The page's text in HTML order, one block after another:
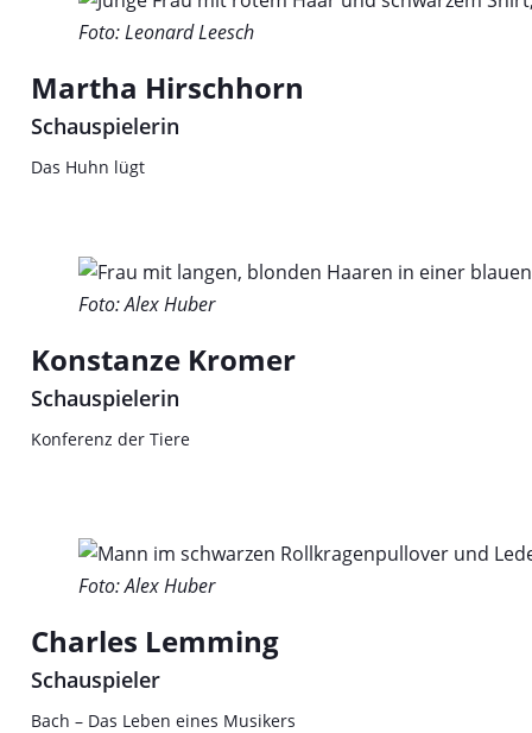
Foto: Leonard Leesch
Martha Hirschhorn
Schauspielerin
Das Huhn lügt
Foto: Alex Huber
Konstanze Kromer
Schauspielerin
Konferenz der Tiere
Foto: Alex Huber
Charles Lemming
Schauspieler
Bach – Das Leben eines Musikers